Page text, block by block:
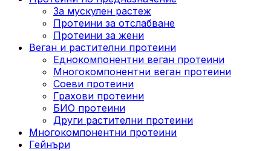
За мускулен растеж
Протеини за отслабване
Протеини за жени
Веган и растителни протеини
Еднокомпонентни веган протеини
Многокомпонентни веган протеини
Соеви протеини
Грахови протеини
БИО протеини
Други растителни протеини
Многокомпонентни протеини
Гейнъри